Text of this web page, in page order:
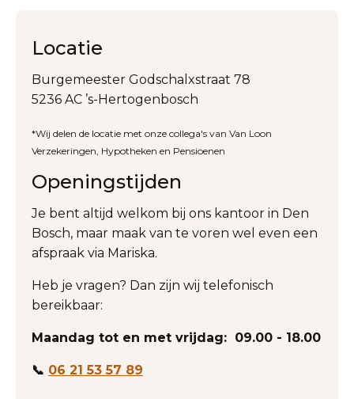
Locatie
Burgemeester Godschalxstraat 78
5236 AC ’s-Hertogenbosch
*Wij delen de locatie met onze collega's van Van Loon
Verzekeringen, Hypotheken en Pensioenen
Openingstijden
Je bent altijd welkom bij ons kantoor in Den
Bosch, maar maak van te voren wel even een
afspraak via Mariska.
Heb je vragen? Dan zijn wij telefonisch
bereikbaar:
Maandag tot en met vrijdag: 09.00 - 18.00
📞 06 21 53 57 89